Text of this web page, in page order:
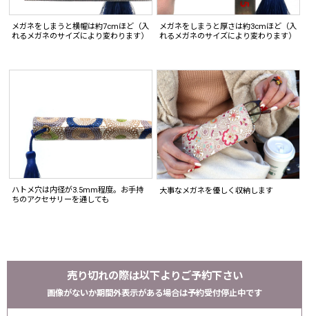
メガネをしまうと横幅は約7cmほど（入
れるメガネのサイズにより変わります）
メガネをしまうと厚さは約3cmほど（入
れるメガネのサイズにより変わります）
ハトメ穴は内径が3.5mm程度。お手持
ちのアクセサリーを通しても
大事なメガネを優しく収納します
売り切れの際は以下よりご予約下さい
画像がないか期間外表示がある場合は予約受付停止中です